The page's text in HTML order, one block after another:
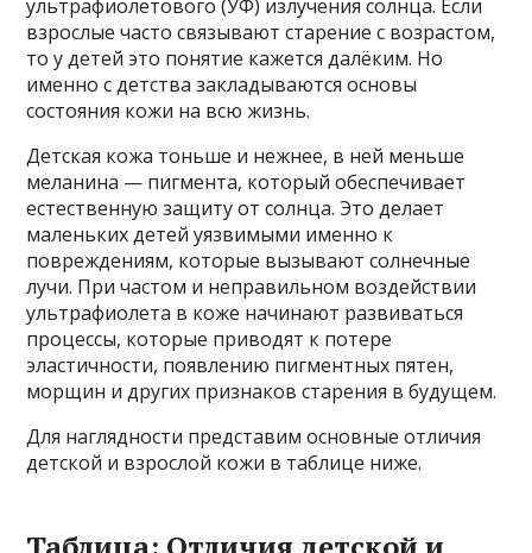
ультрафиолетового (УФ) излучения солнца. Если
взрослые часто связывают старение с возрастом,
то у детей это понятие кажется далёким. Но
именно с детства закладываются основы
состояния кожи на всю жизнь.
Детская кожа тоньше и нежнее, в ней меньше
меланина — пигмента, который обеспечивает
естественную защиту от солнца. Это делает
маленьких детей уязвимыми именно к
повреждениям, которые вызывают солнечные
лучи. При частом и неправильном воздействии
ультрафиолета в коже начинают развиваться
процессы, которые приводят к потере
эластичности, появлению пигментных пятен,
морщин и других признаков старения в будущем.
Для наглядности представим основные отличия
детской и взрослой кожи в таблице ниже.